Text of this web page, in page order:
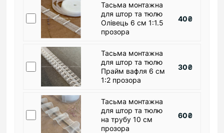
Тасьма монтажна
для штор та тюлю
Олівець 6 см 1:1.5
прозора
40₴
Тасьма монтажна
для штор та тюлю
Прайм вафля 6 см
1:2 прозора
30₴
Тасьма монтажна
для штор та тюлю
на трубу 10 см
прозора
60₴